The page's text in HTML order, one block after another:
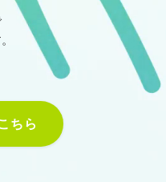
ちら